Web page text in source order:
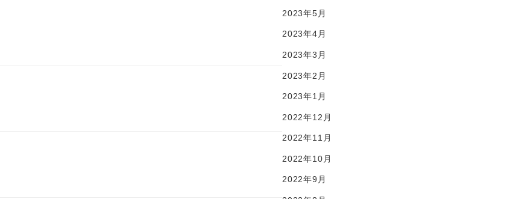
2023年5月
2023年4月
2023年3月
2023年2月
2023年1月
2022年12月
2022年11月
2022年10月
2022年9月